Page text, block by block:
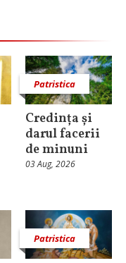
Patristica
Credința și
darul facerii
de minuni
03 Aug, 2026
Patristica